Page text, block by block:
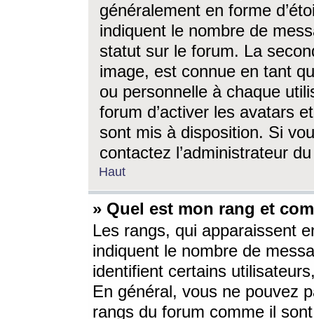
généralement en forme
indiquent le nombre de
statut sur le forum. La
image, est connue en tant
ou personnelle à chaque
forum d’activer les avatars
sont mis à disposition. Si
contactez l’administrateur
Haut
» Quel est mon rang et
Les rangs, qui apparaissent
indiquent le nombre de
identifient certains
En général, vous ne pouvez
rangs du forum comme il